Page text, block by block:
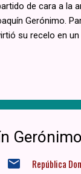
de cara a la
Gerónimo.
su recelo en
República